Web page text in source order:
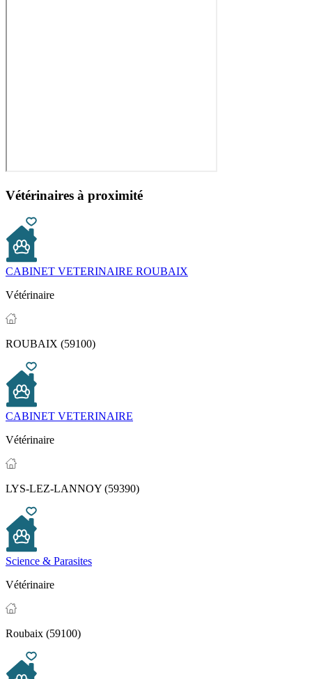
Vétérinaires à proximité
CABINET VETERINAIRE ROUBAIX
Vétérinaire
ROUBAIX (59100)
CABINET VETERINAIRE
Vétérinaire
LYS-LEZ-LANNOY (59390)
Science & Parasites
Vétérinaire
Roubaix (59100)